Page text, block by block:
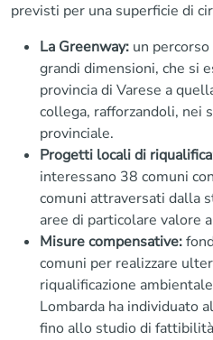
previsti per una superficie di
La Greenway: un
grandi dimensioni, che si
provincia di Varese a
collega, rafforzandoli, nei
provinciale.
Progetti locali di
interessano 38 comuni
comuni attraversati dalla
aree di particolare valore
Misure compensative:
comuni per realizzare
riqualificazione
Lombarda ha individuato
fino allo studio di